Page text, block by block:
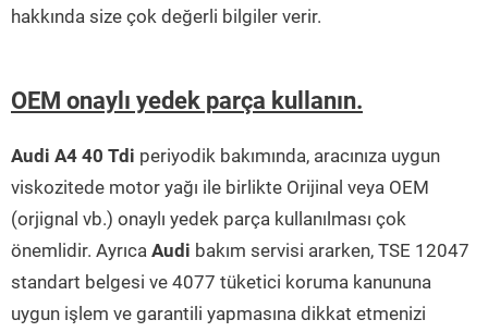
hakkında size çok değerli bilgiler verir.
OEM onaylı yedek parça kullanın.
Audi A4 40 Tdi periyodik bakımında, aracınıza uygun
viskozitede motor yağı ile birlikte Orijinal veya OEM
(orjignal vb.) onaylı yedek parça kullanılması çok
önemlidir. Ayrıca Audi bakım servisi ararken, TSE 12047
standart belgesi ve 4077 tüketici koruma kanununa
uygun işlem ve garantili yapmasına dikkat etmenizi